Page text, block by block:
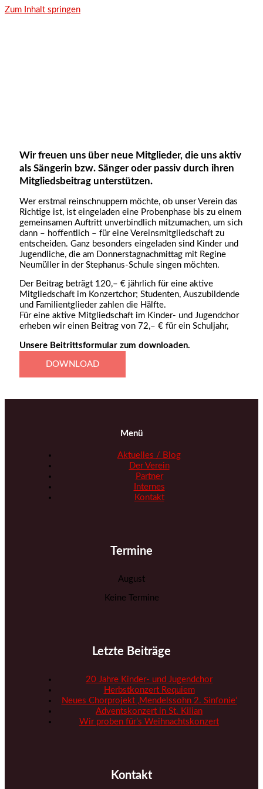
Zum Inhalt springen
Wir freuen uns über neue Mitglieder, die uns aktiv
als Sängerin bzw. Sänger oder passiv durch ihren
Mitgliedsbeitrag unterstützen.
Wer erstmal reinschnuppern möchte, ob unser Verein das
Richtige ist, ist eingeladen eine Probenphase bis zu einem
gemeinsamen Auftritt unverbindlich mitzumachen, um sich
dann – hoffentlich – für eine Vereinsmitgliedschaft zu
entscheiden. Ganz besonders eingeladen sind Kinder und
Jugendliche, die am Donnerstagnachmittag mit Regine
Neumüller in der Stephanus-Schule singen möchten.
Der Beitrag beträgt 120,– € jährlich für eine aktive
Mitgliedschaft im Konzertchor; Studenten, Auszubildende
und Familientglieder zahlen die Hälfte.
Für eine aktive Mitgliedschaft im Kinder- und Jugendchor
erheben wir einen Beitrag von 72,– € für ein Schuljahr,
Unsere Beitrittsformular zum downloaden.​
DOWNLOAD
Menü
Aktuelles / Blog
Der Verein
Partner
Internes
Kontakt
Termine
August
Keine Termine
Letzte Beiträge
20 Jahre Kinder- und Jugendchor
Herbstkonzert Requiem
Neues Chorprojekt ‚Mendelssohn 2. Sinfonie‘
Adventskonzert in St. Kilian
Wir proben für’s Weihnachtskonzert
Kontakt